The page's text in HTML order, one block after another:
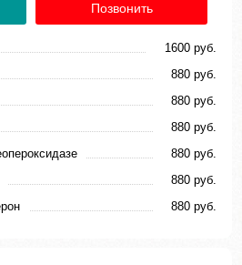
Позвонить
1600 руб.
880 руб.
880 руб.
880 руб.
880 руб.
880 руб.
880 руб.